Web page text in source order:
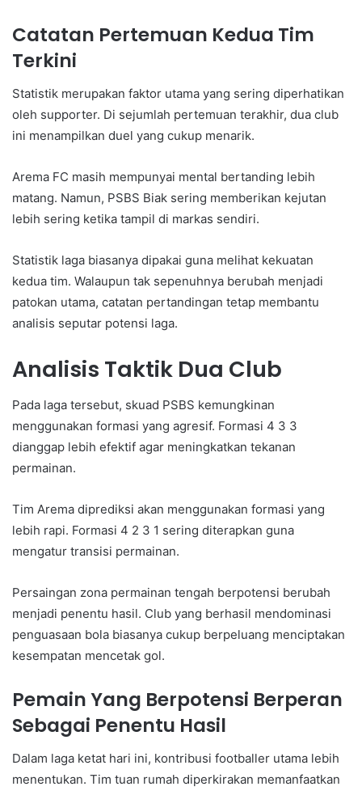
Catatan Pertemuan Kedua Tim
Terkini
Statistik merupakan faktor utama yang sering diperhatikan
oleh supporter. Di sejumlah pertemuan terakhir, dua club
ini menampilkan duel yang cukup menarik.
Arema FC masih mempunyai mental bertanding lebih
matang. Namun, PSBS Biak sering memberikan kejutan
lebih sering ketika tampil di markas sendiri.
Statistik laga biasanya dipakai guna melihat kekuatan
kedua tim. Walaupun tak sepenuhnya berubah menjadi
patokan utama, catatan pertandingan tetap membantu
analisis seputar potensi laga.
Analisis Taktik Dua Club
Pada laga tersebut, skuad PSBS kemungkinan
menggunakan formasi yang agresif. Formasi 4 3 3
dianggap lebih efektif agar meningkatkan tekanan
permainan.
Tim Arema diprediksi akan menggunakan formasi yang
lebih rapi. Formasi 4 2 3 1 sering diterapkan guna
mengatur transisi permainan.
Persaingan zona permainan tengah berpotensi berubah
menjadi penentu hasil. Club yang berhasil mendominasi
penguasaan bola biasanya cukup berpeluang menciptakan
kesempatan mencetak gol.
Pemain Yang Berpotensi Berperan
Sebagai Penentu Hasil
Dalam laga ketat hari ini, kontribusi footballer utama lebih
menentukan. Tim tuan rumah diperkirakan memanfaatkan